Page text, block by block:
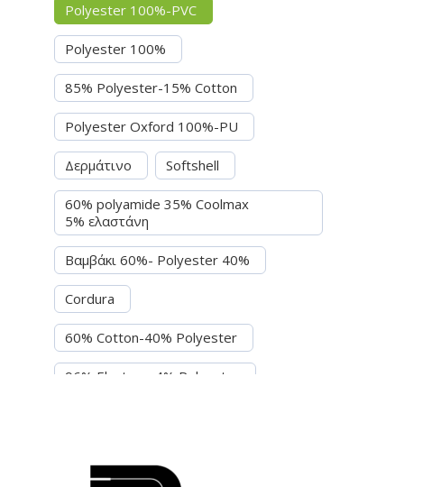
Polyester 100%-PVC
Polyester 100%
85% Polyester-15% Cotton
Polyester Oxford 100%-PU
Δερμάτινο Softshell
60% polyamide 35% Coolmax
5% ελαστάνη
Βαμβάκι 60%- Polyester 40%
Cordura
60% Cotton-40% Polyester
96% Elastane-4% Polyester